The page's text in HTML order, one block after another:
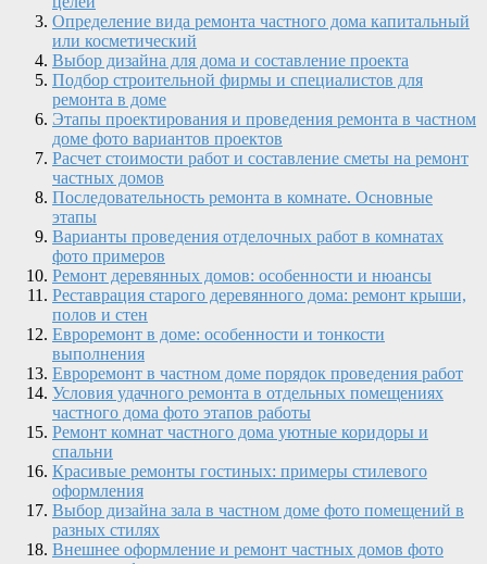
Определение вида ремонта частного дома капитальный
или косметический
Выбор дизайна для дома и составление проекта
Подбор строительной фирмы и специалистов для
ремонта в доме
Этапы проектирования и проведения ремонта в частном
доме фото вариантов проектов
Расчет стоимости работ и составление сметы на ремонт
частных домов
Последовательность ремонта в комнате. Основные
этапы
Варианты проведения отделочных работ в комнатах
фото примеров
Ремонт деревянных домов: особенности и нюансы
Реставрация старого деревянного дома: ремонт крыши,
полов и стен
Евроремонт в доме: особенности и тонкости
выполнения
Евроремонт в частном доме порядок проведения работ
Условия удачного ремонта в отдельных помещениях
частного дома фото этапов работы
Ремонт комнат частного дома уютные коридоры и
спальни
Красивые ремонты гостиных: примеры стилевого
оформления
Выбор дизайна зала в частном доме фото помещений в
разных стилях
Внешнее оформление и ремонт частных домов фото